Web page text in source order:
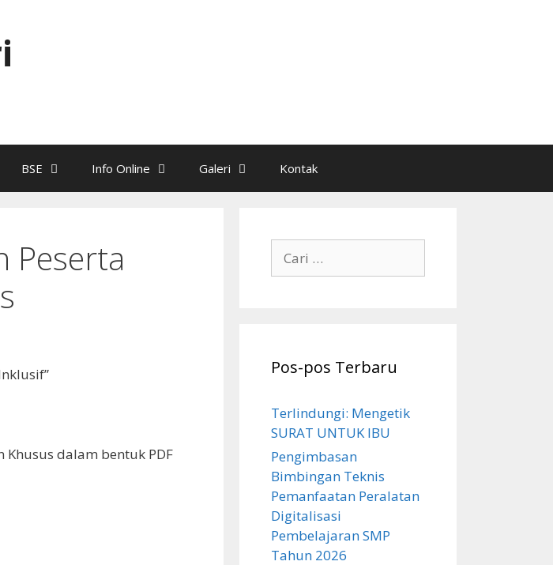
BSE Info Online Galeri Kontak
Peserta
dalam bentuk PDF
untuk:
Pos-pos Terbaru
Terlindungi: Mengetik
SURAT UNTUK IBU
Pengimbasan
Bimbingan Teknis
Pemanfaatan Peralatan
Digitalisasi
Pembelajaran SMP
Tahun 2026